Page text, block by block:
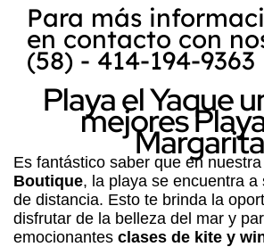
Para más
en contacto con
(58) - 414-194-9363
Playa el Yaque
mejores
Margarita
Es fantástico saber que en nuestra
Boutique, la playa se encuentra a
de distancia. Esto te brinda la
disfrutar de la belleza del mar y
emocionantes clases de kite y